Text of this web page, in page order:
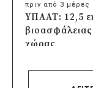
πριν από 3 μέρες
ΥΠΑΑΤ: 12,5
χώρας
Πρέσπεια
μουσικής